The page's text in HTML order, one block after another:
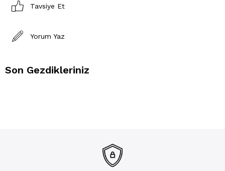
Tavsiye Et
Yorum Yaz
Son Gezdikleriniz